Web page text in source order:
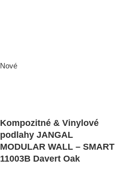
Nové
Kompozitné & Vinylové
podlahy JANGAL
MODULAR WALL – SMART
11003B Davert Oak